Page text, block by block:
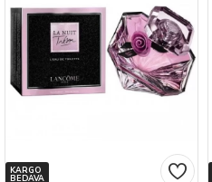
KARGO
BEDAVA